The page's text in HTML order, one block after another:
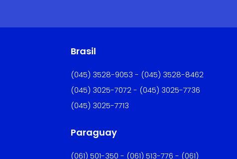
Brasil
(045) 3528-9053 - (045) 3528-8462
(045) 3025-7072 - (045) 3025-7736
(045) 3025-7713
Paraguay
(061) 501-350 - (061) 513-776 - (061)